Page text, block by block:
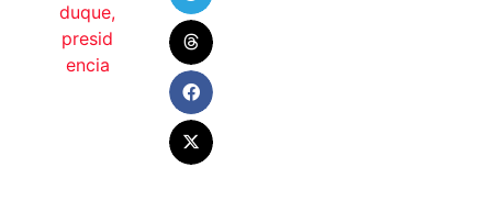
duque,
presid
encia